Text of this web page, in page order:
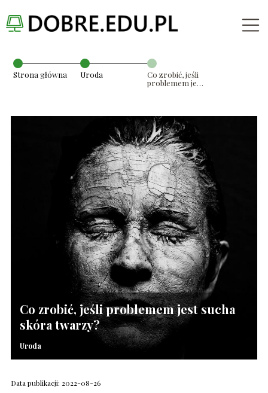
Strona główna Uroda
Co zrobić, jeśli
problemem jest
Co zrobić, jeśli problemem jest sucha
skóra twarzy?
Uroda
Data publikacji: 2022-08-26